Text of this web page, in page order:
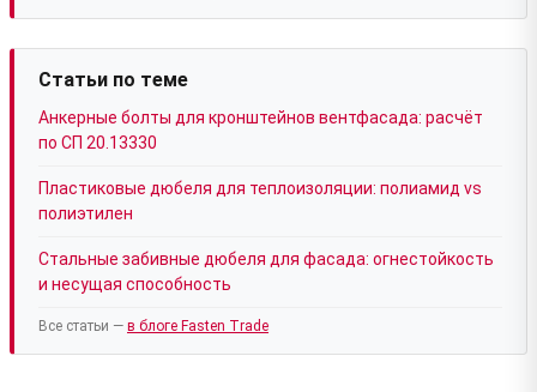
Статьи по теме
Анкерные болты для кронштейнов вентфасада: расчёт
по СП 20.13330
Пластиковые дюбеля для теплоизоляции: полиамид vs
полиэтилен
Стальные забивные дюбеля для фасада: огнестойкость
и несущая способность
Все статьи — в блоге Fasten Trade